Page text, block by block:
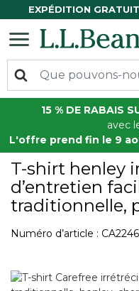
EXPÉDITION
15 % DE RABAIS
avec
L'offre prend fin le 9
T-shirt henley
d’entretien
traditionnelle,
Numéro d’article :